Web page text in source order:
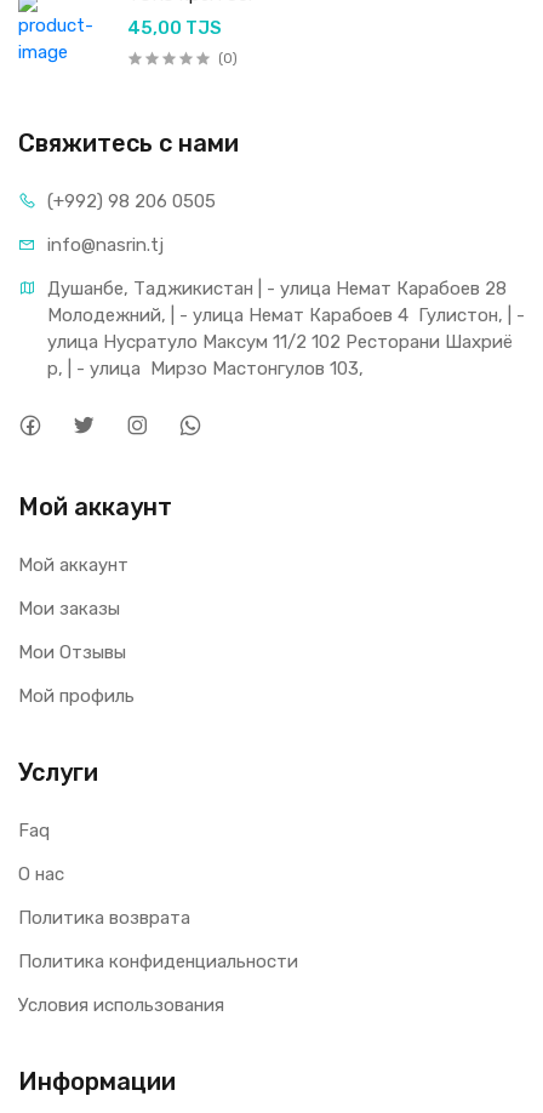
45,00 TJS
(0)
Свяжитесь с нами
(+992) 98 206 0505
info@nasrin.tj
Душанбе, Таджикистан | - улица Немат Карабоев 28
Молодежний, | - улица Немат Карабоев 4  Гулистон, | -
улица Нусратуло Максум 11/2 102 Ресторани Шахриё
р, | - улица  Мирзо Мастонгулов 103,
Мой аккаунт
Мой аккаунт
Мои заказы
Мои Отзывы
Мой профиль
Услуги
Faq
О нас
Политика возврата
Политика конфиденциальности
Условия использования
Информации